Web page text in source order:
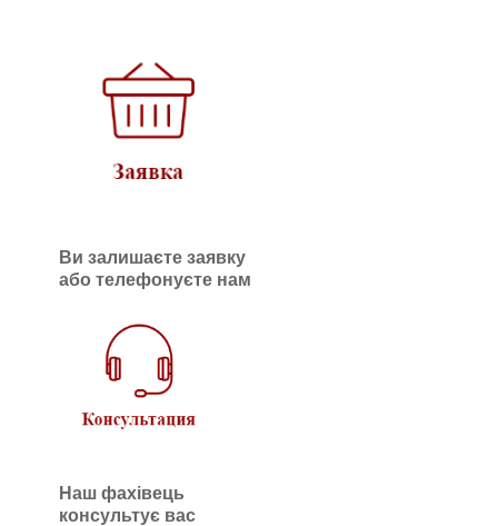
Ви залишаєте заявку
або телефонуєте нам
Наш фахівець
консультує вас